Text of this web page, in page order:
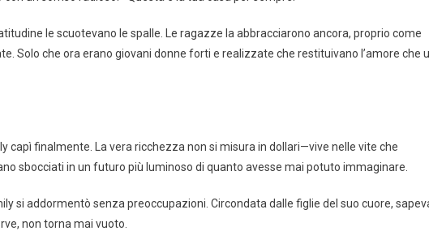
le scuotevano le spalle. Le ragazze la abbracciarono ancora, proprio come
Solo che ora erano giovani donne forti e realizzate che restituivano l’amore che
capì finalmente. La vera ricchezza non si misura in dollari—vive nelle vite che
sbocciati in un futuro più luminoso di quanto avesse mai potuto immaginare.
si addormentò senza preoccupazioni. Circondata dalle figlie del suo cuore,
non torna mai vuoto.